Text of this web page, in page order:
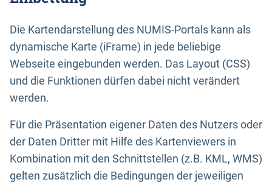
Die Kartendarstellung des NUMIS-Portals kann als
dynamische Karte (iFrame) in jede beliebige
Webseite eingebunden werden. Das Layout (CSS)
und die Funktionen dürfen dabei nicht verändert
werden.
Für die Präsentation eigener Daten des Nutzers oder
der Daten Dritter mit Hilfe des Kartenviewers in
Kombination mit den Schnittstellen (z.B. KML, WMS)
gelten zusätzlich die Bedingungen der jeweiligen